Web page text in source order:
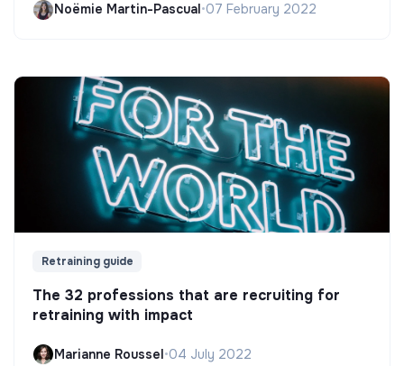
Noëmie Martin-Pascual•07 February 2022
Retraining guide
The 32 professions that are recruiting for
retraining with impact
Marianne Roussel•04 July 2022